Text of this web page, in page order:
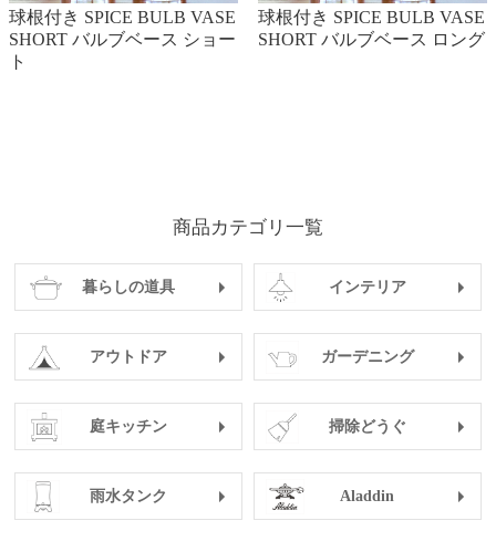
植付時期 3～5月
・水仙
植付時期 10～11月
球根付き SPICE BULB VASE
SHORT バルブベース ショー
ト
球根付き SPICE BULB VASE
SHORT バルブベース ロング
商品カテゴリ一覧
暮らしの道具 インテリア
アウトドア ガーデニング
庭キッチン 掃除どうぐ
雨水タンク Aladdin